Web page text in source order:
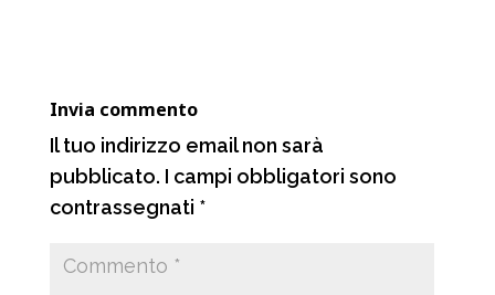
Invia commento
Il tuo indirizzo email non sarà
pubblicato. I campi obbligatori sono
contrassegnati *